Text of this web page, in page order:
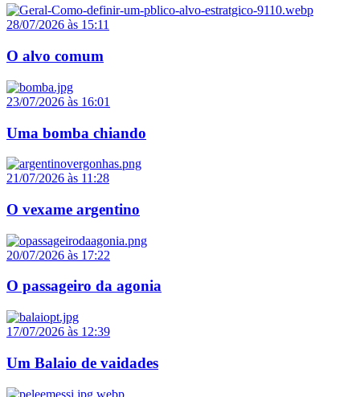
28/07/2026 às 15:11
O alvo comum
23/07/2026 às 16:01
Uma bomba chiando
21/07/2026 às 11:28
O vexame argentino
20/07/2026 às 17:22
O passageiro da agonia
17/07/2026 às 12:39
Um Balaio de vaidades